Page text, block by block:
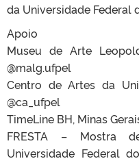
da Universidade Federal
Apoio
Museu de Arte
@malg.ufpel
Centro de Artes da
@ca_ufpel
TimeLine BH, Minas
FRESTA – Mostra
Universidade Federal